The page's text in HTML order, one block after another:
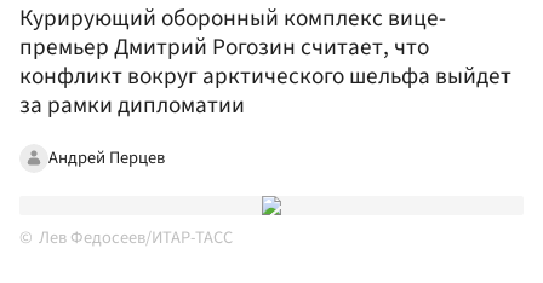
Курирующий оборонный комплекс вице-
премьер Дмитрий Рогозин считает, что
конфликт вокруг арктического шельфа выйдет
за рамки дипломатии
Андрей Перцев
Лев Федосеев/ИТАР-ТАСС